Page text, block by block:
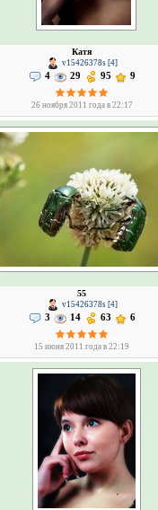
Катя
v15426378s [4]
4 29 95 9
26 ноября 2011 года в 22:17
55
v15426378s [4]
3 14 63 6
15 июня 2011 года в 22:19